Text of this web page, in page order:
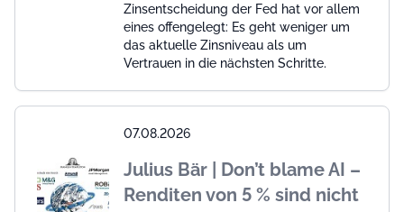
Zinsentscheidung der Fed hat vor allem
eines offengelegt: Es geht weniger um
das aktuelle Zinsniveau als um
Vertrauen in die nächsten Schritte.
07.08.2026
Julius Bär | Don’t blame AI –
Renditen von 5 % sind nicht